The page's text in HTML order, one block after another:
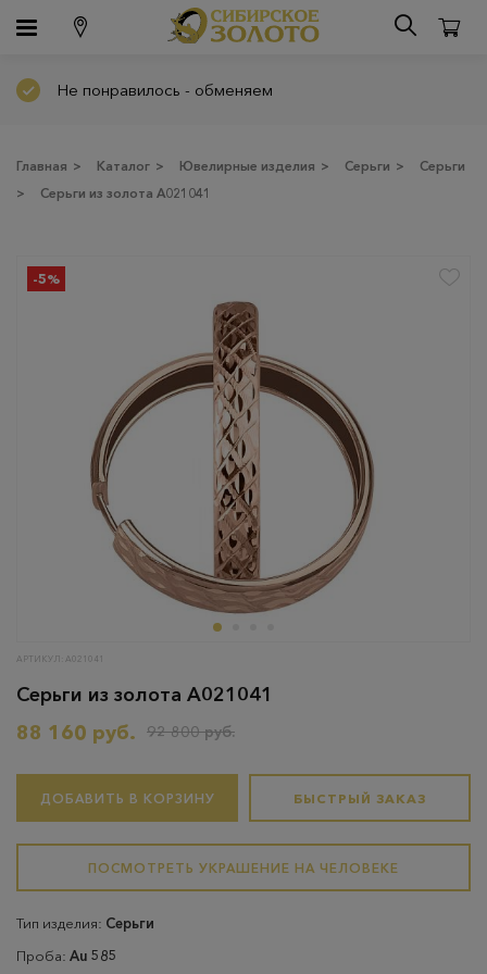
Не понравилось - обменяем
Главная > Каталог > Ювелирные изделия > Серьги >
Серьги
>
Серьги из золота А021041
-5%
АРТИКУЛ: А021041
Серьги из золота А021041
88 160 руб.
92 800 руб.
ДОБАВИТЬ В КОРЗИНУ БЫСТРЫЙ ЗАКАЗ
ПОСМОТРЕТЬ УКРАШЕНИЕ НА ЧЕЛОВЕКЕ
Тип изделия: Серьги
Проба: Au 585